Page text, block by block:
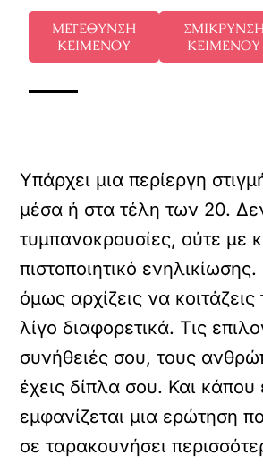
ΜΕΓΕΘΥΝΣΗ
ΚΕΙΜΕΝΟΥ
ΚΕΙΜΕΝΟΥ
Υπάρχει μια περίεργη
μέσα ή στα τέλη των 20.
τυμπανοκρουσίες, ούτε με
πιστοποιητικό
όμως αρχίζεις να
λίγο διαφορετικά. Τις
συνήθειές σου, τους
έχεις δίπλα σου. Και κάπου
εμφανίζεται μια ερώτηση
σε ταρακουνήσει